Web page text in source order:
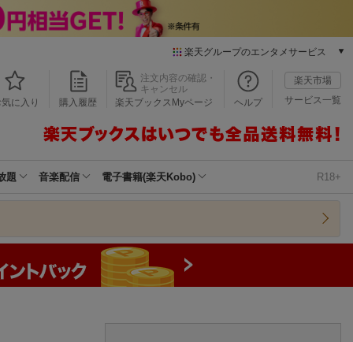
楽天グループのエンタメサービス
本/ゲーム/CD/DVD
楽天ブックス
楽天Kobo
に入り 購入履歴
注文内容の確認・
キャンセル
楽天ブックスMyページ
ヘルプ
楽天市場
サービス一覧
題 音楽配信 電子書籍(楽天Kobo) R18+